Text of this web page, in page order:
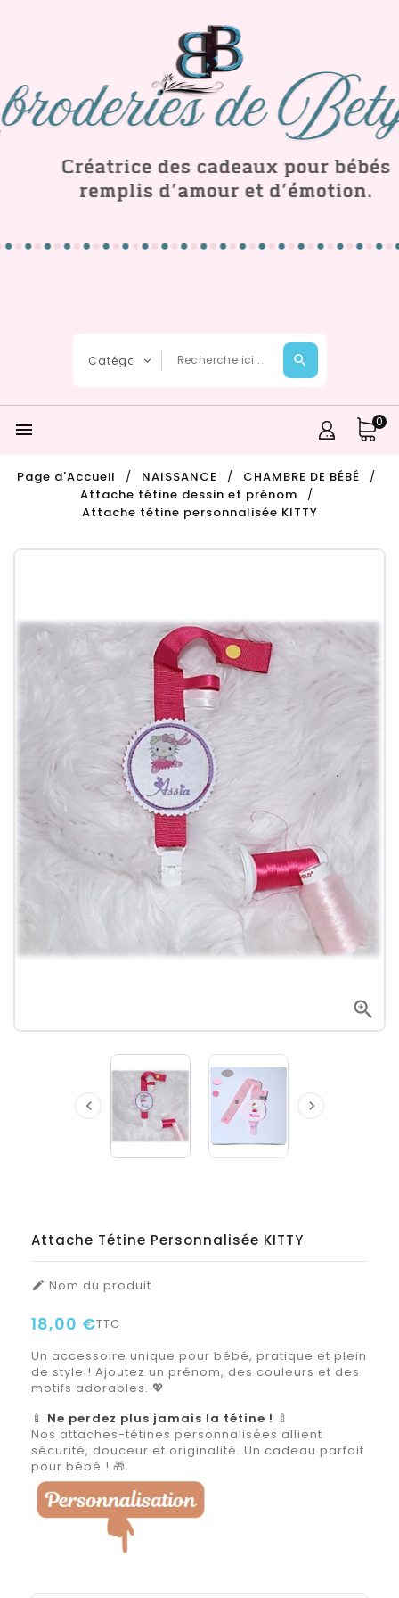
 0
Page d'Accueil NAISSANCE
CHAMBRE DE BÉBÉ
Attache tétine dessin et prénom
Attache tétine personnalisée KITTY

 
Attache Tétine Personnalisée KITTY
 Nom du produit
18,00 €TTC
Un accessoire unique pour bébé, pratique et plein
de style ! Ajoutez un prénom, des couleurs et des
motifs adorables. 💖
🍼 Ne perdez plus jamais la tétine ! 🍼
Nos attaches-tétines personnalisées allient
sécurité, douceur et originalité. Un cadeau parfait
pour bébé ! 🎁